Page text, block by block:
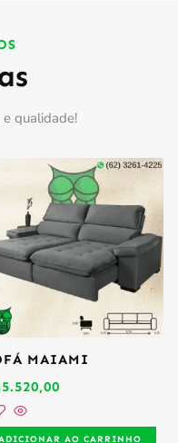
e qualidade!
MAIAMI
5.520,00
AO CARRINHO